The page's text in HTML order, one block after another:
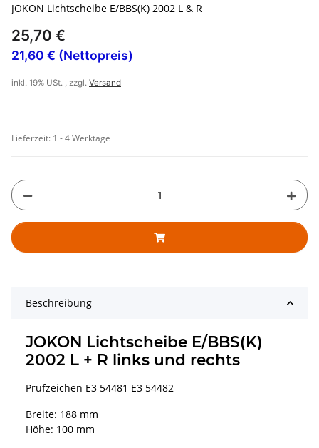
JOKON Lichtscheibe E/BBS(K) 2002 L & R
25,70 €
21,60 € (Nettopreis)
inkl. 19% USt. , zzgl. Versand
Lieferzeit: 1 - 4 Werktage
Beschreibung
JOKON Lichtscheibe E/BBS(K)
2002 L + R links und rechts
Prüfzeichen E3 54481 E3 54482
Breite: 188 mm
Höhe: 100 mm